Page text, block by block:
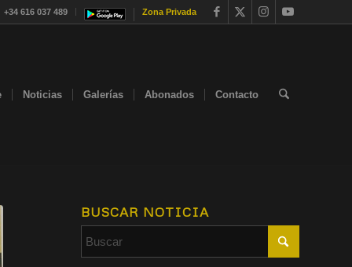
+34 616 037 489 Zona Privada
Noticias Galerías Abonados Contacto
BUSCAR NOTICIA